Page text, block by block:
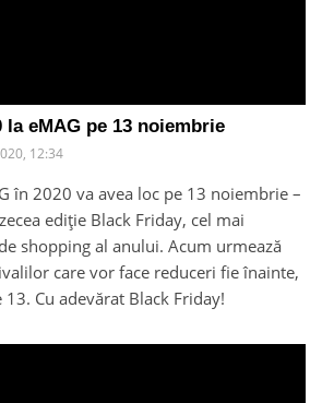
la eMAG pe 13 noiembrie
12:34
în 2020 va avea loc pe 13 noiembrie –
ediție Black Friday, cel mai
shopping al anului. Acum urmează
care vor face reduceri fie înainte,
Cu adevărat Black Friday!